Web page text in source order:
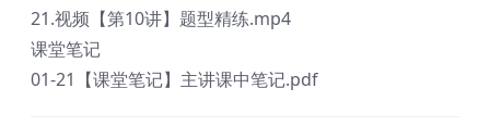
21.视频【第10讲】题型精练.mp4
课堂笔记
01-21【课堂笔记】主讲课中笔记.pdf